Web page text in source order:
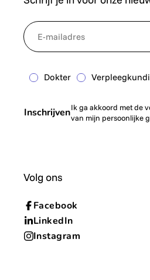
NewsletterEmail
Dokter
InschrijvenIk ga akkoord met de
van mijn persoonlijke
Volg ons
Facebook
LinkedIn
Instagram